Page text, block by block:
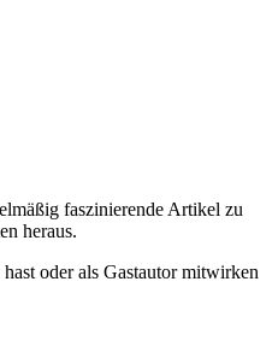
faszinierende Artikel zu
heraus.
oder als Gastautor mitwirken